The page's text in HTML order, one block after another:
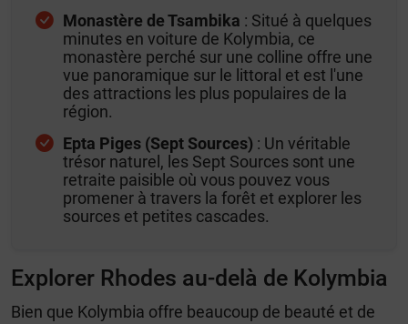
Monastère de Tsambika : Situé à quelques
minutes en voiture de Kolymbia, ce
monastère perché sur une colline offre une
vue panoramique sur le littoral et est l'une
des attractions les plus populaires de la
région.
Epta Piges (Sept Sources) : Un véritable
trésor naturel, les Sept Sources sont une
retraite paisible où vous pouvez vous
promener à travers la forêt et explorer les
sources et petites cascades.
Explorer Rhodes au-delà de Kolymbia
Bien que Kolymbia offre beaucoup de beauté et de